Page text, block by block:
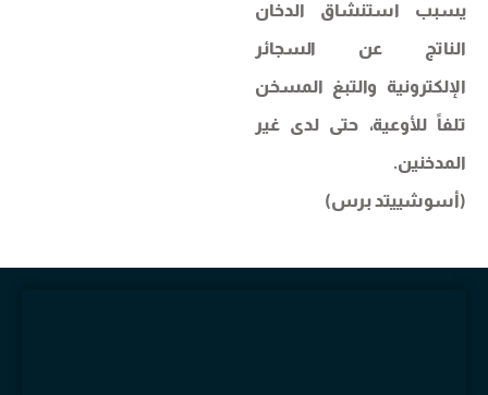
يسبب استنشاق الدخان
الناتج عن السجائر
الإلكترونية والتبغ المسخن
تلفاً للأوعية، حتى لدى غير
المدخنين.
(أسوشييتد برس)